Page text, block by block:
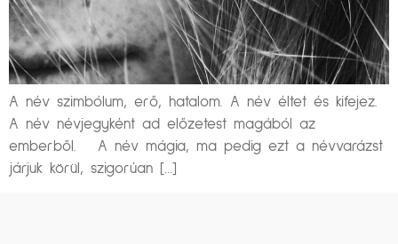
A név szimbólum, erő, hatalom. A név éltet és kifejez.
A név névjegyként ad előzetest magából az
emberből. A név mágia, ma pedig ezt a névvarázst
járjuk körül, szigorúan […]